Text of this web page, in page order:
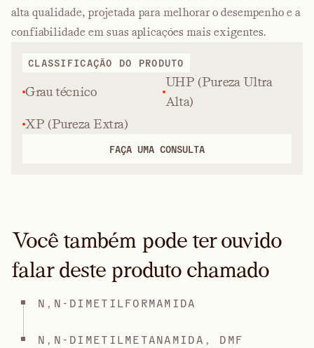
alta qualidade, projetada para melhorar o desempenho e a
confiabilidade em suas aplicações mais exigentes.
CLASSIFICAÇÃO DO PRODUTO
Grau técnico
UHP (Pureza Ultra
Alta)
XP (Pureza Extra)
FAÇA UMA CONSULTA
Você também pode ter ouvido
falar deste produto chamado
N,N-DIMETILFORMAMIDA
N,N-DIMETILMETANAMIDA, DMF